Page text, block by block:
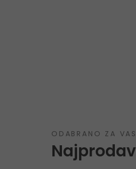
ODABRANO ZA VAS